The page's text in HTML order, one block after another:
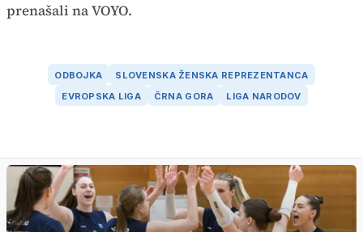
prenašali na VOYO.
ODBOJKA
SLOVENSKA ŽENSKA REPREZENTANCA
EVROPSKA LIGA
ČRNA GORA LIGA NARODOV